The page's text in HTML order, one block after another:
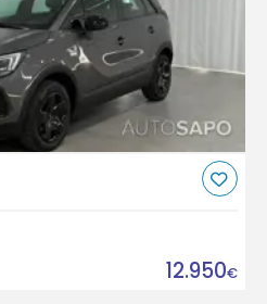
12.950€